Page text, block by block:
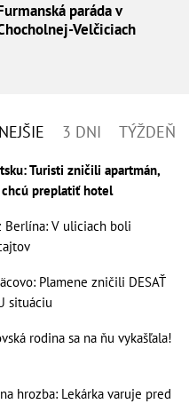
paráda v
Velčiciach
3 DNI TÝŽDEŇ
Turisti zničili apartmán,
preplatiť hotel
Berlína: V uliciach boli
Plamene zničili DESAŤ
situáciu
rodina sa na ňu vykašľala!
hrozba: Lekárka varuje pred